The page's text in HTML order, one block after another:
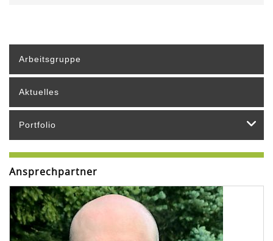
Arbeitsgruppe
Aktuelles
Portfolio
Ansprechpartner